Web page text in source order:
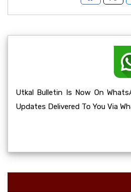
Utkal Bulletin Is Now On
Updates Delivered To You Via